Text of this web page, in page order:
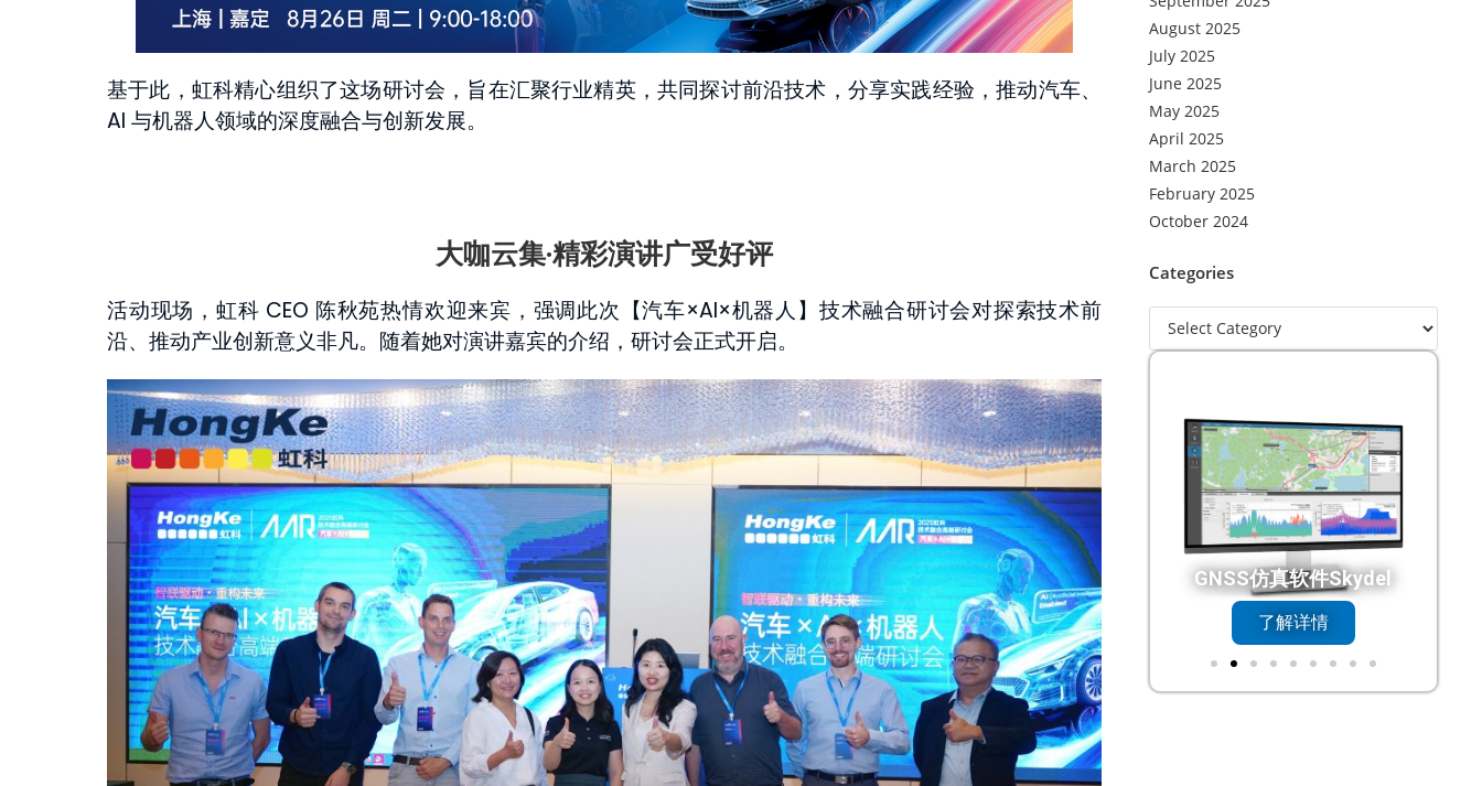
基于此，虹科精心组织了这场研讨会，旨在汇聚行业精英，共同探讨前沿技术，分享实践经验，推动汽车、
AI 与机器人领域的深度融合与创新发展。
大咖云集·精彩演讲广受好评
活动现场，虹科 CEO 陈秋苑热情欢迎来宾，强调此次【汽车×AI×机器人】技术融合研讨会对探索技术前
沿、推动产业创新意义非凡。随着她对演讲嘉宾的介绍，研讨会正式开启。
August 2025
July 2025
June 2025
May 2025
April 2025
March 2025
February 2025
October 2024
Categories
PicoScope
了解详情
Temperature and Humidity
Monitoring System
了解详情
CAN总线接口
了解详情
GNSS仿真软件Skydel
了解详情
DC触控一体机